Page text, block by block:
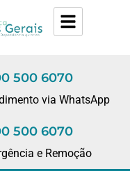
500 6070
via WhatsApp
500 6070
e Remoção